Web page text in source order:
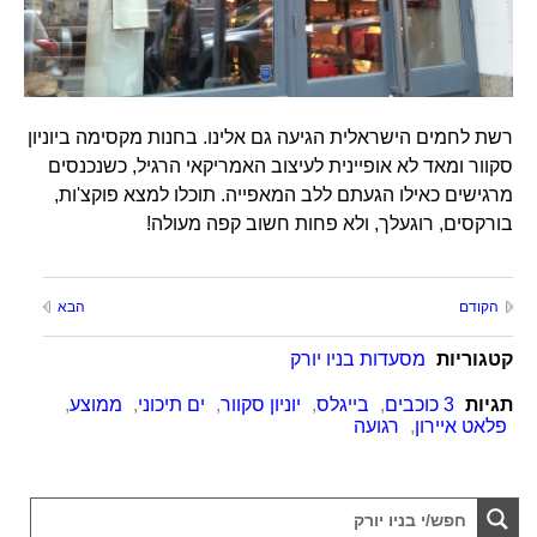
רשת לחמים הישראלית הגיעה גם אלינו. בחנות מקסימה ביוניון
סקוור ומאד לא אופיינית לעיצוב האמריקאי הרגיל, כשנכנסים
מרגישים כאילו הגעתם ללב המאפייה. תוכלו למצא פוקצ'ות,
בורקסים, רוגעלך, ולא פחות חשוב קפה מעולה!
הקודם הבא
קטגוריות מסעדות בניו יורק
תגיות 3 כוכבים , בייגלס, יוניון סקוור, ים תיכוני, ממוצע,
פלאט איירון, רגועה